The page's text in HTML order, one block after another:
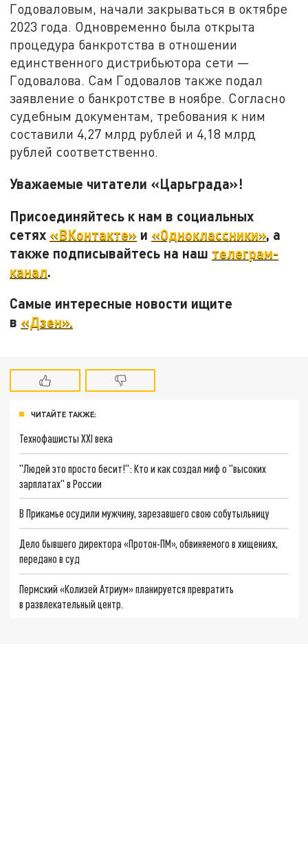
Годоваловым, начали закрываться в октябре
2023 года. Одновременно была открыта
процедура банкротства в отношении
единственного дистрибьютора сети —
Годовалова. Сам Годовалов также подал
заявление о банкротстве в ноябре. Согласно
судебным документам, требования к ним
составили 4,27 млрд рублей и 4,18 млрд
рублей соответственно.
Уважаемые читатели «Царьграда»!
Присоединяйтесь к нам в социальных
сетях «ВКонтакте» и «Одноклассники», а
также подписывайтесь на наш телеграм-
канал.
Самые интересные новости ищите
в «Дзен».
ЧИТАЙТЕ ТАКЖЕ:
Технофашисты XXI века
"Людей это просто бесит!": Кто и как создал миф о "высоких
зарплатах" в России
В Прикамье осудили мужчину, зарезавшего свою собутыльницу
Дело бывшего директора «Протон-ПМ», обвиняемого в хищениях,
передано в суд
Пермский «Колизей Атриум» планируется превратить
в развлекательный центр.